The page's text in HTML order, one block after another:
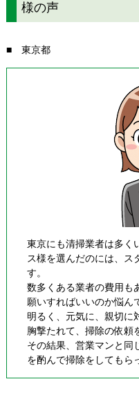
様の声
■ 東京都
東京にも清掃業者は多く
ス様を選んだのには、ス
す。
数多くある業者の費用も
願いすればいいのか悩ん
明るく、元気に、親切に
胸撃たれて、掃除の依頼
その結果、営業マンと同
を酌んで掃除をしてもら